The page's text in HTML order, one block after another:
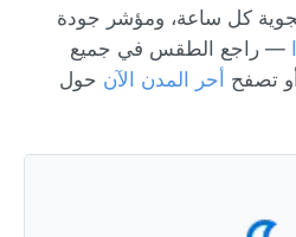
الجوية كل ساعة، ومؤشر جودة
— راجع الطقس في جميع
تصفح أحر المدن الآن حول